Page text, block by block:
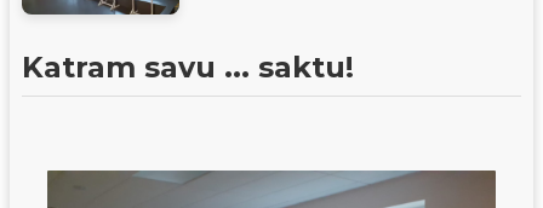
Katram savu ... saktu!